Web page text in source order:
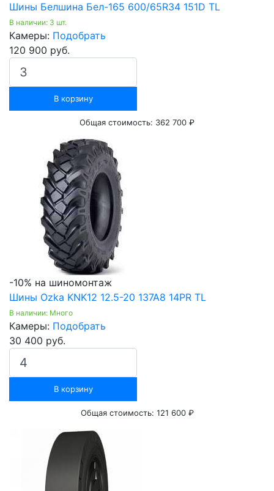
Шины Белшина Бел-165 600/65R34 151D TL
В наличии: 3 шт.
Камеры: Подобрать
120 900 руб.
В корзину
Общая стоимость: 362 700 ₽
-10% на шиномонтаж
Шины Ozka KNK12 12.5-20 137A8 14PR TL
В наличии: Много
Камеры: Подобрать
30 400 руб.
В корзину
Общая стоимость: 121 600 ₽